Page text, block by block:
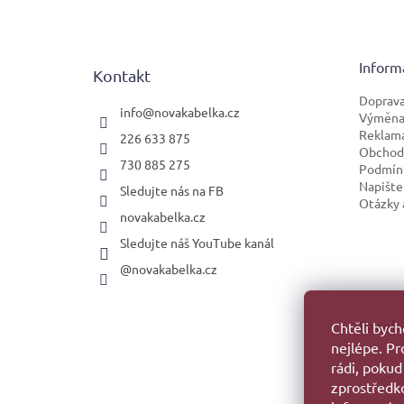
Chtěli
nejlépe.
rádi,
Kontakt
info@novakabelka.cz
226 633 875
730 885 275
Sledujte nás na FB
novakabelka.cz
Sledujte náš YouTube kanál
@novakabelka.cz
Otázky